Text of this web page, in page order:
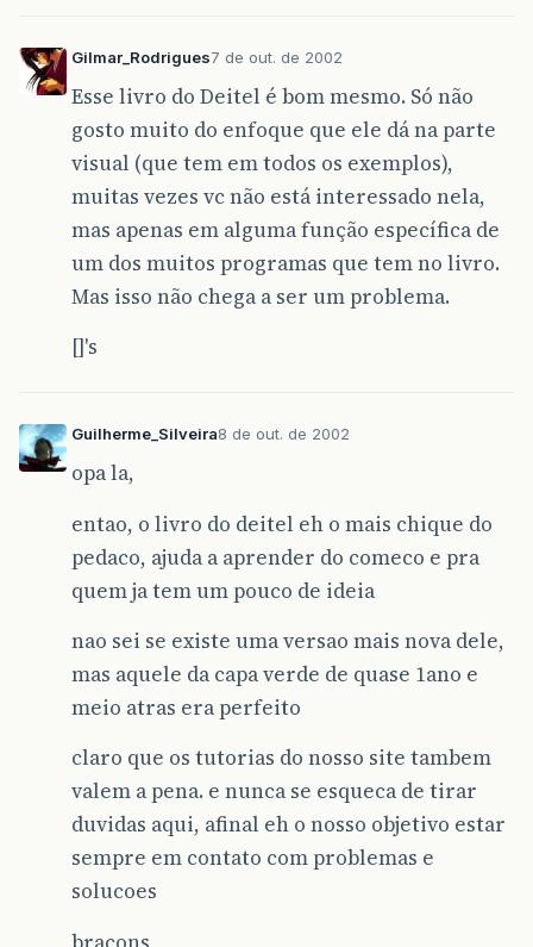
Gilmar_Rodrigues7 de out. de 2002
Esse livro do Deitel é bom mesmo. Só não
gosto muito do enfoque que ele dá na parte
visual (que tem em todos os exemplos),
muitas vezes vc não está interessado nela,
mas apenas em alguma função específica de
um dos muitos programas que tem no livro.
Mas isso não chega a ser um problema.
[]'s
Guilherme_Silveira8 de out. de 2002
opa la,
entao, o livro do deitel eh o mais chique do
pedaco, ajuda a aprender do comeco e pra
quem ja tem um pouco de ideia
nao sei se existe uma versao mais nova dele,
mas aquele da capa verde de quase 1ano e
meio atras era perfeito
claro que os tutorias do nosso site tambem
valem a pena. e nunca se esqueca de tirar
duvidas aqui, afinal eh o nosso objetivo estar
sempre em contato com problemas e
solucoes